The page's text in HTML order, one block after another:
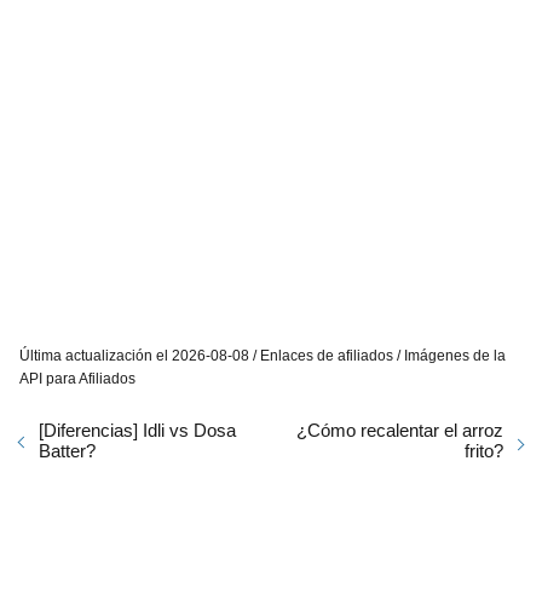
Última actualización el 2026-08-08 / Enlaces de afiliados / Imágenes de la
API para Afiliados
[Diferencias] Idli vs Dosa
Batter?
¿Cómo recalentar el arroz
frito?